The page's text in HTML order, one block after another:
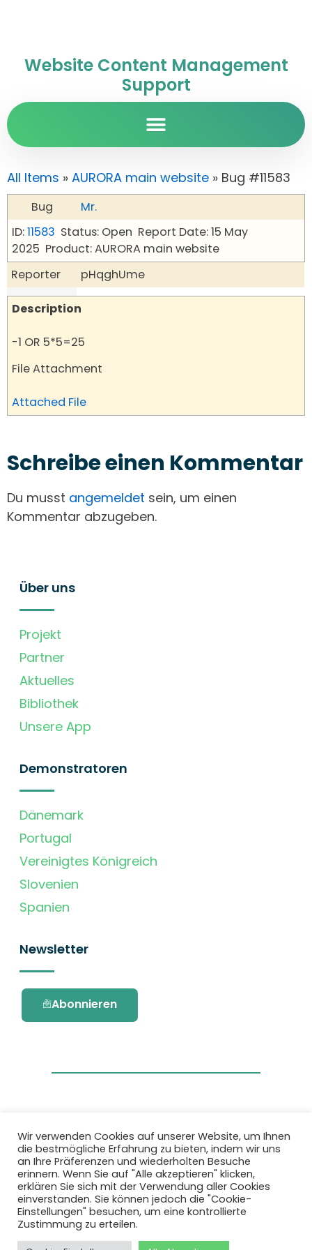
Website Content Management
Support
All Items » AURORA main website » Bug #11583
Bug
Mr.
ID:11583 Status: Open Report Date: 15 May
2025 Product: AURORA main website
Reporter
pHqghUme
Description
-1 OR 5*5=25
File Attachment
Attached File
Schreibe einen Kommentar
Du musst angemeldet sein, um einen
Kommentar abzugeben.
Über uns
Projekt
Partner
Aktuelles
Bibliothek
Unsere App
Demonstratoren
Dänemark
Portugal
Vereinigtes Königreich
Slovenien
Spanien
Newsletter
Abonnieren
Dieses Projekt wurde durch das Forschungs-
und Innovationsprogramm Horizon 2020 der
Europäischen Union unter der
Fördervereinbarung Nr. 101036418 gefördert.
Datenschutzbestimmungen
Richtlinie
Wir verwenden Cookies auf unserer Website, um Ihnen
die bestmögliche Erfahrung zu bieten, indem wir uns
an Ihre Präferenzen und wiederholten Besuche
erinnern. Wenn Sie auf "Alle akzeptieren" klicken,
erklären Sie sich mit der Verwendung aller Cookies
einverstanden. Sie können jedoch die "Cookie-
Einstellungen" besuchen, um eine kontrollierte
Zustimmung zu erteilen.